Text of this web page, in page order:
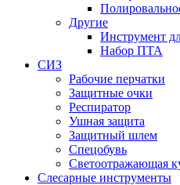
Другие
Инструмент
Набор ПТА
СИЗ
Рабочие перчатки
Защитные очки
Респиратор
Ушная защита
Защитный шлем
Спецобувь
Светоотражающая
Слесарные инструменты